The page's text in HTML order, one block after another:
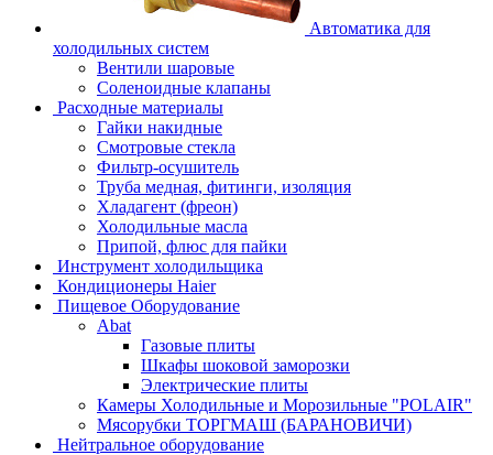
Автоматика для
холодильных систем
Вентили шаровые
Соленоидные клапаны
Расходные материалы
Гайки накидные
Смотровые стекла
Фильтр-осушитель
Труба медная, фитинги, изоляция
Хладагент (фреон)
Холодильные масла
Припой, флюс для пайки
Инструмент холодильщика
Кондиционеры Haier
Пищевое Оборудование
Abat
Газовые плиты
Шкафы шоковой заморозки
Электрические плиты
Камеры Холодильные и Морозильные "POLAIR"
Мясорубки ТОРГМАШ (БАРАНОВИЧИ)
Нейтральное оборудование